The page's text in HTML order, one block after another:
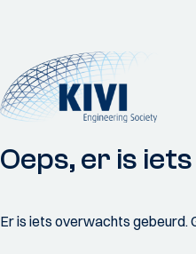
Oeps, er is
Er is iets overwachts gebeurd.